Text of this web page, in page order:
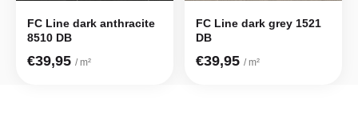
FC Line dark anthracite
8510 DB
€39,95 / m²
FC Line dark grey 1521
DB
€39,95 / m²